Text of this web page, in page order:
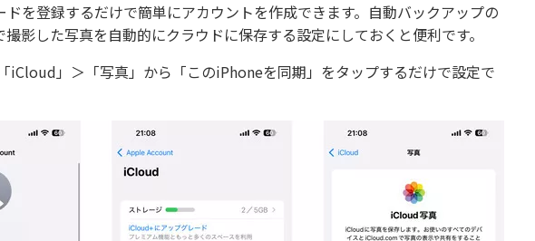
を登録するだけで簡単にアカウントを作成できます。自動バックアップの
影した写真を自動的にクラウドに保存する設定にしておくと便利です。
iCloud」＞「写真」から「このiPhoneを同期」をタップするだけで設定で